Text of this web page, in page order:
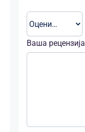
Ваша рецензија